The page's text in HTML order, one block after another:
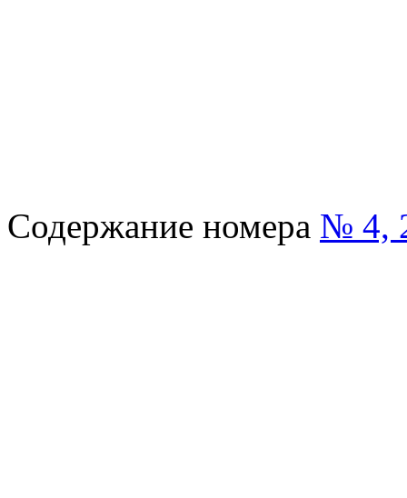
Содержание номера № 4,